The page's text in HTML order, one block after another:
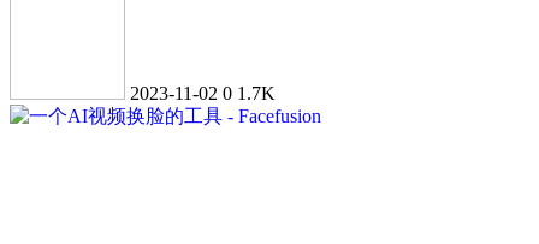
2023-11-02 0 1.7K